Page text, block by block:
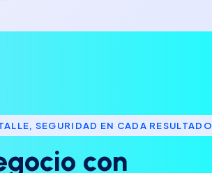
SEGURIDAD EN CADA RESULTADO
gocio con